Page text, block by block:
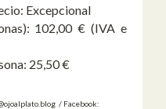
Excepcional
102,00 € (IVA e
25,50 €
/ Facebook: